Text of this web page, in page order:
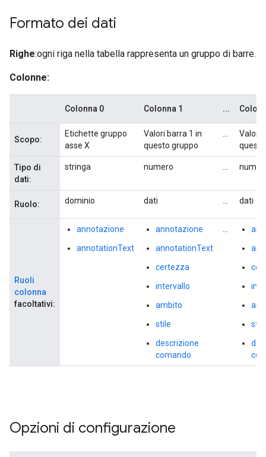
Formato dei dati
Righe:ogni riga nella tabella rappresenta un gruppo di barre.
Colonne:
Colonna 0 Colonna 1 ...
Scopo:
Etichette gruppo
asse X
Valori barra 1 in
questo gruppo
Valori
Tipo di
dati:
stringa numero
Ruolo: dominio dati dati
Ruoli
colonna
facoltativi:
annotazione
annotationText
annotazione
annotationText
certezza
intervallo
ambito
stile
descrizione
comando
stile
Opzioni di configurazione